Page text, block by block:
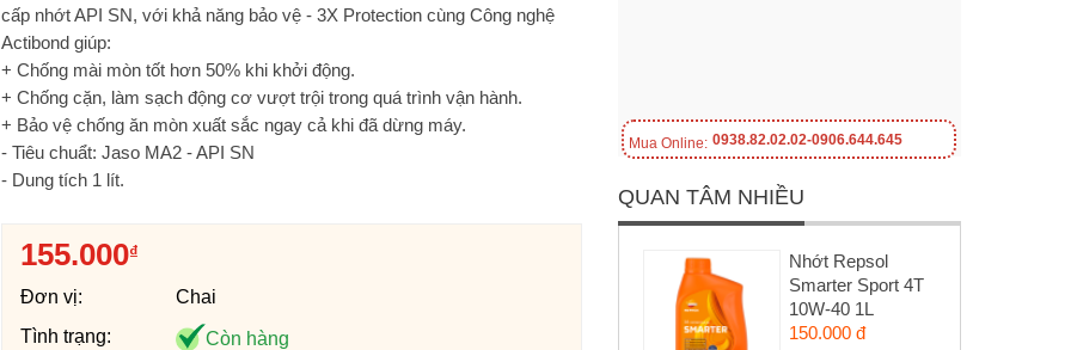
cấp nhớt API SN, với khả năng bảo vệ - 3X Protection cùng Công nghệ
Actibond giúp:
+ Chống mài mòn tốt hơn 50% khi khởi động.
+ Chống cặn, làm sạch động cơ vượt trội trong quá trình vận hành.
+ Bảo vệ chống ăn mòn xuất sắc ngay cả khi đã dừng máy.
- Tiêu chuẩt: Jaso MA2 - API SN
- Dung tích 1 lít.
155.000₫
Đơn vị:
Chai
Tình trạng:
Còn hàng
Mua Online: 0938.82.02.02-0906.644.645
QUAN TÂM NHIỀU
Nhớt Repsol
Smarter Sport 4T
10W-40 1L
150.000 đ